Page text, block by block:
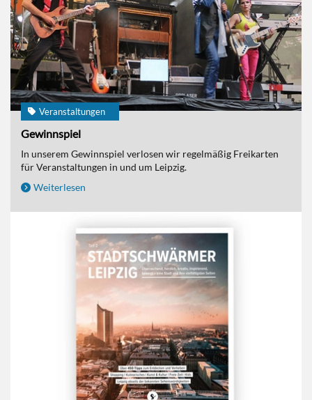
Veranstaltungen
Gewinnspiel
In unserem Gewinnspiel verlosen wir regelmäßig Freikarten
für Veranstaltungen in und um Leipzig.
Weiterlesen